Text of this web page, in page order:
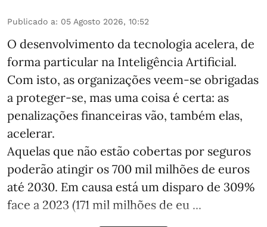
Publicado a: 05 Agosto 2026, 10:52
O desenvolvimento da tecnologia acelera, de
forma particular na Inteligência Artificial.
Com isto, as organizações veem-se obrigadas
a proteger-se, mas uma coisa é certa: as
penalizações financeiras vão, também elas,
acelerar.
Aquelas que não estão cobertas por seguros
poderão atingir os 700 mil milhões de euros
até 2030. Em causa está um disparo de 309%
face a 2023 (171 mil milhões de eu ...